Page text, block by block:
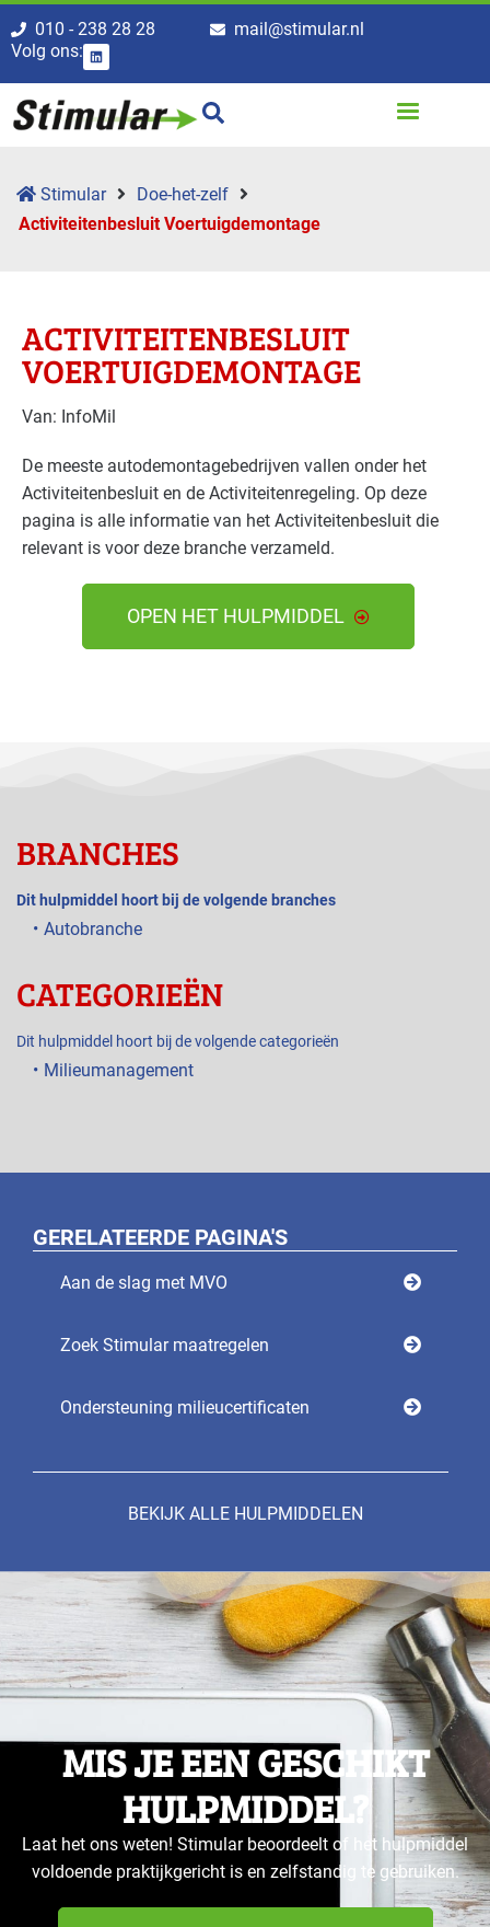
010 - 238 28 28
mail@stimular.nl
Volg ons:
Stimular
Doe-het-zelf
Activiteitenbesluit Voertuigdemontage
ACTIVITEITENBESLUIT
VOERTUIGDEMONTAGE
Van: InfoMil
De meeste autodemontagebedrijven vallen onder het
Activiteitenbesluit en de Activiteitenregeling. Op deze
pagina is alle informatie van het Activiteitenbesluit die
relevant is voor deze branche verzameld.
OPEN HET HULPMIDDEL
BRANCHES
Dit hulpmiddel hoort bij de volgende branches
Autobranche
CATEGORIEËN
Dit hulpmiddel hoort bij de volgende categorieën
Milieumanagement
GERELATEERDE PAGINA'S
Aan de slag met MVO
Zoek Stimular maatregelen
Ondersteuning milieucertificaten
BEKIJK ALLE HULPMIDDELEN
MIS JE EEN GESCHIKT
HULPMIDDEL?
Laat het ons weten! Stimular beoordeelt of het hulpmiddel
voldoende praktijkgericht is en zelfstandig te gebruiken.